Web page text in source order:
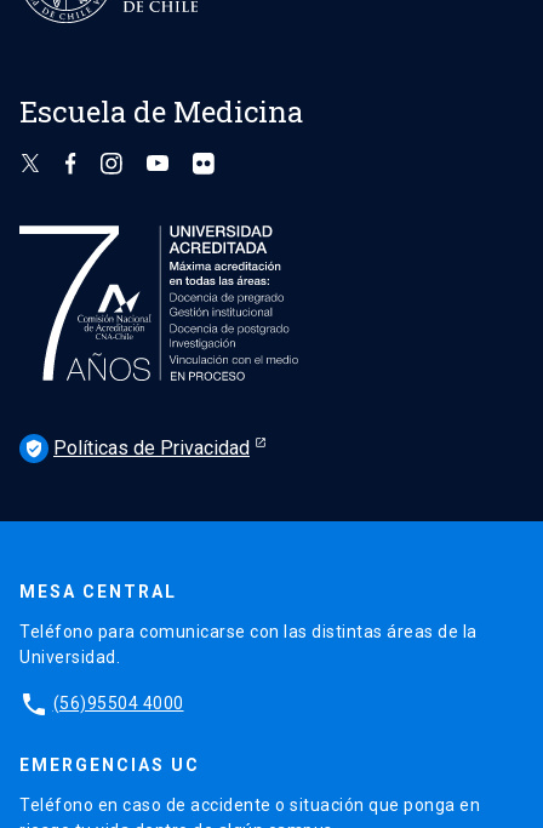
Escuela de Medicina
verified_user Políticas de Privacidad
MESA CENTRAL
Teléfono para comunicarse con las distintas áreas de la
Universidad.
phone (56)95504 4000
EMERGENCIAS UC
Teléfono en caso de accidente o situación que ponga en